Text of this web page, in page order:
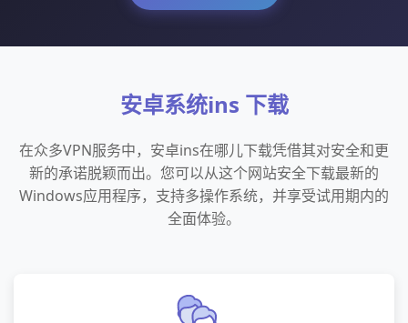
安卓系统ins 下载
在众多VPN服务中，安卓ins在哪儿下载凭借其对安全和更
新的承诺脱颖而出。您可以从这个网站安全下载最新的
Windows应用程序，支持多操作系统，并享受试用期内的
全面体验。